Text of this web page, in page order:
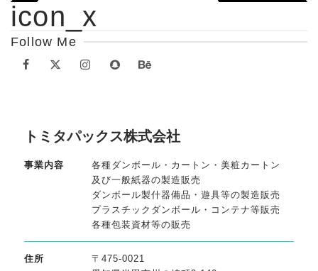
icon_x
Follow Me
トミタパックス株式会社
事業内容
各種ダンボール・カートン・美粧カートン
及び一般紙器の製造販売
ダンボール製什器備品・遊具等の製造販売
プラスチックダンボール・コンテナ等販売
各種包装資材等の販売
住所
〒475-0021